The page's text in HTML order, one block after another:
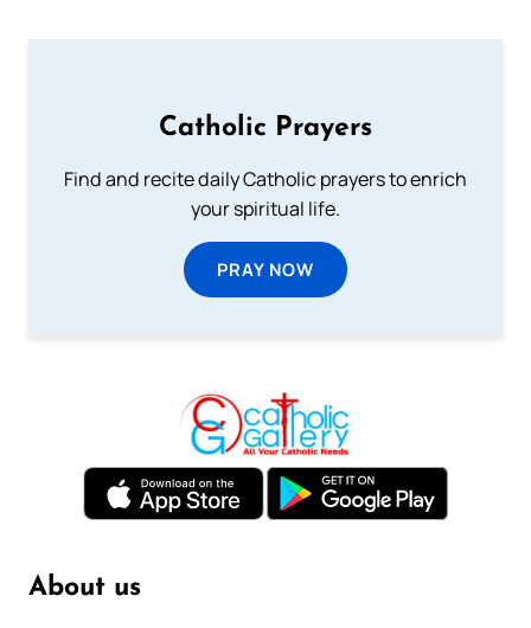
Catholic Prayers
Find and recite daily Catholic prayers to enrich
your spiritual life.
PRAY NOW
About us